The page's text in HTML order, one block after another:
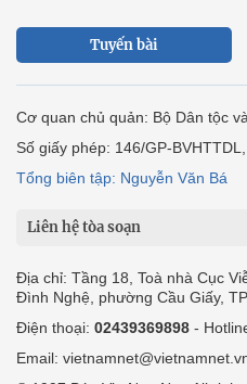
Tuyến bài
Cơ quan chủ quản: Bộ Dân tộc
Số giấy phép: 146/GP-
Tổng biên tập: Nguyễn Văn Bá
Liên hệ tòa soạn
Địa chỉ: Tầng 18, Toà nhà Cục
Đình Nghệ, phường Cầu Giấy,
Điện thoại: 02439369898 -
Email: